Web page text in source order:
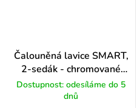
Čalouněná lavice SMART,
2-sedák - chromované
nohy, černá
Dostupnost: odesíláme do 5
dnů